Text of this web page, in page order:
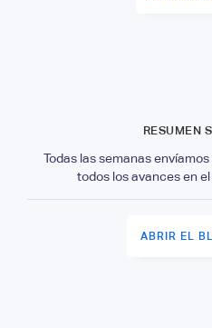
RESUMEN
Todas las semanas
todos los avances en
ABRIR EL